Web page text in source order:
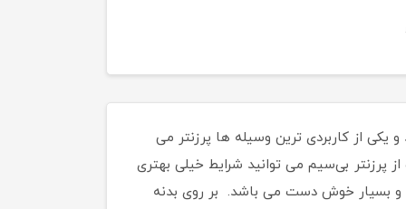
یکی از کاربردی ترین وسیله ها پرزنتر می
پرزنتر بی‌سیم می توانید شرایط خیلی بهتری
باشید. این دستگاه کوچک و کاربردی ، بردی تا ۱۵ متر به همراه دارد و بسیار خوش دست می باشد. بر روی بدنه